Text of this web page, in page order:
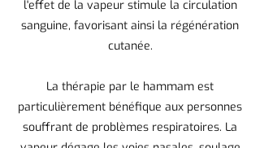
l'effet de la vapeur stimule la circulation
sanguine, favorisant ainsi la régénération
cutanée.
La thérapie par le hammam est
particulièrement bénéfique aux personnes
souffrant de problèmes respiratoires. La